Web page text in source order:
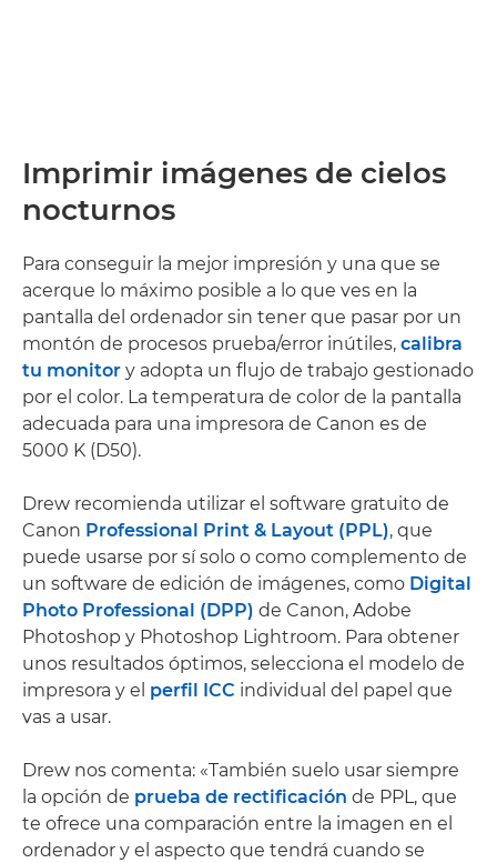
Imprimir imágenes de cielos
nocturnos
Para conseguir la mejor impresión y una que se
acerque lo máximo posible a lo que ves en la
pantalla del ordenador sin tener que pasar por un
montón de procesos prueba/error inútiles, calibra
tu monitor y adopta un flujo de trabajo gestionado
por el color. La temperatura de color de la pantalla
adecuada para una impresora de Canon es de
5000 K (D50).
Drew recomienda utilizar el software gratuito de
Canon Professional Print & Layout (PPL), que
puede usarse por sí solo o como complemento de
un software de edición de imágenes, como Digital
Photo Professional (DPP) de Canon, Adobe
Photoshop y Photoshop Lightroom. Para obtener
unos resultados óptimos, selecciona el modelo de
impresora y el perfil ICC individual del papel que
vas a usar.
Drew nos comenta: «También suelo usar siempre
la opción de prueba de rectificación de PPL, que
te ofrece una comparación entre la imagen en el
ordenador y el aspecto que tendrá cuando se